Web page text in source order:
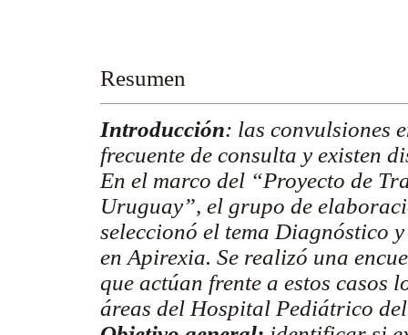
Resumen
Introducción: las convulsiones
frecuente de consulta y existen
En el marco del “Proyecto de
Uruguay”, el grupo de
seleccionó el tema Diagnóstico
en Apirexia. Se realizó una
que actúan frente a estos casos
áreas del Hospital Pediátrico